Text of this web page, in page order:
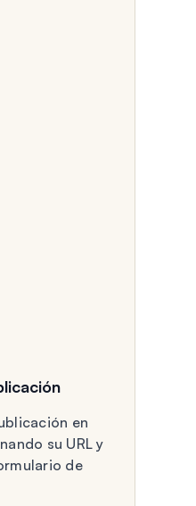
en
su URL y
de